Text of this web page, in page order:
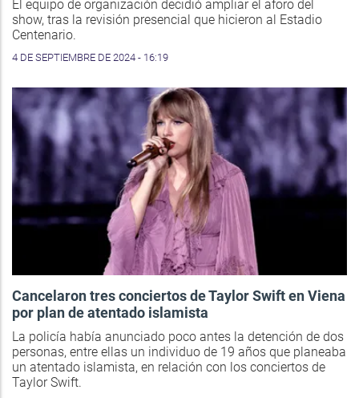
El equipo de organización decidió ampliar el aforo del
show, tras la revisión presencial que hicieron al Estadio
Centenario.
4 DE SEPTIEMBRE DE 2024 - 16:19
Cancelaron tres conciertos de Taylor Swift en Viena
por plan de atentado islamista
La policía había anunciado poco antes la detención de dos
personas, entre ellas un individuo de 19 años que planeaba
un atentado islamista, en relación con los conciertos de
Taylor Swift.